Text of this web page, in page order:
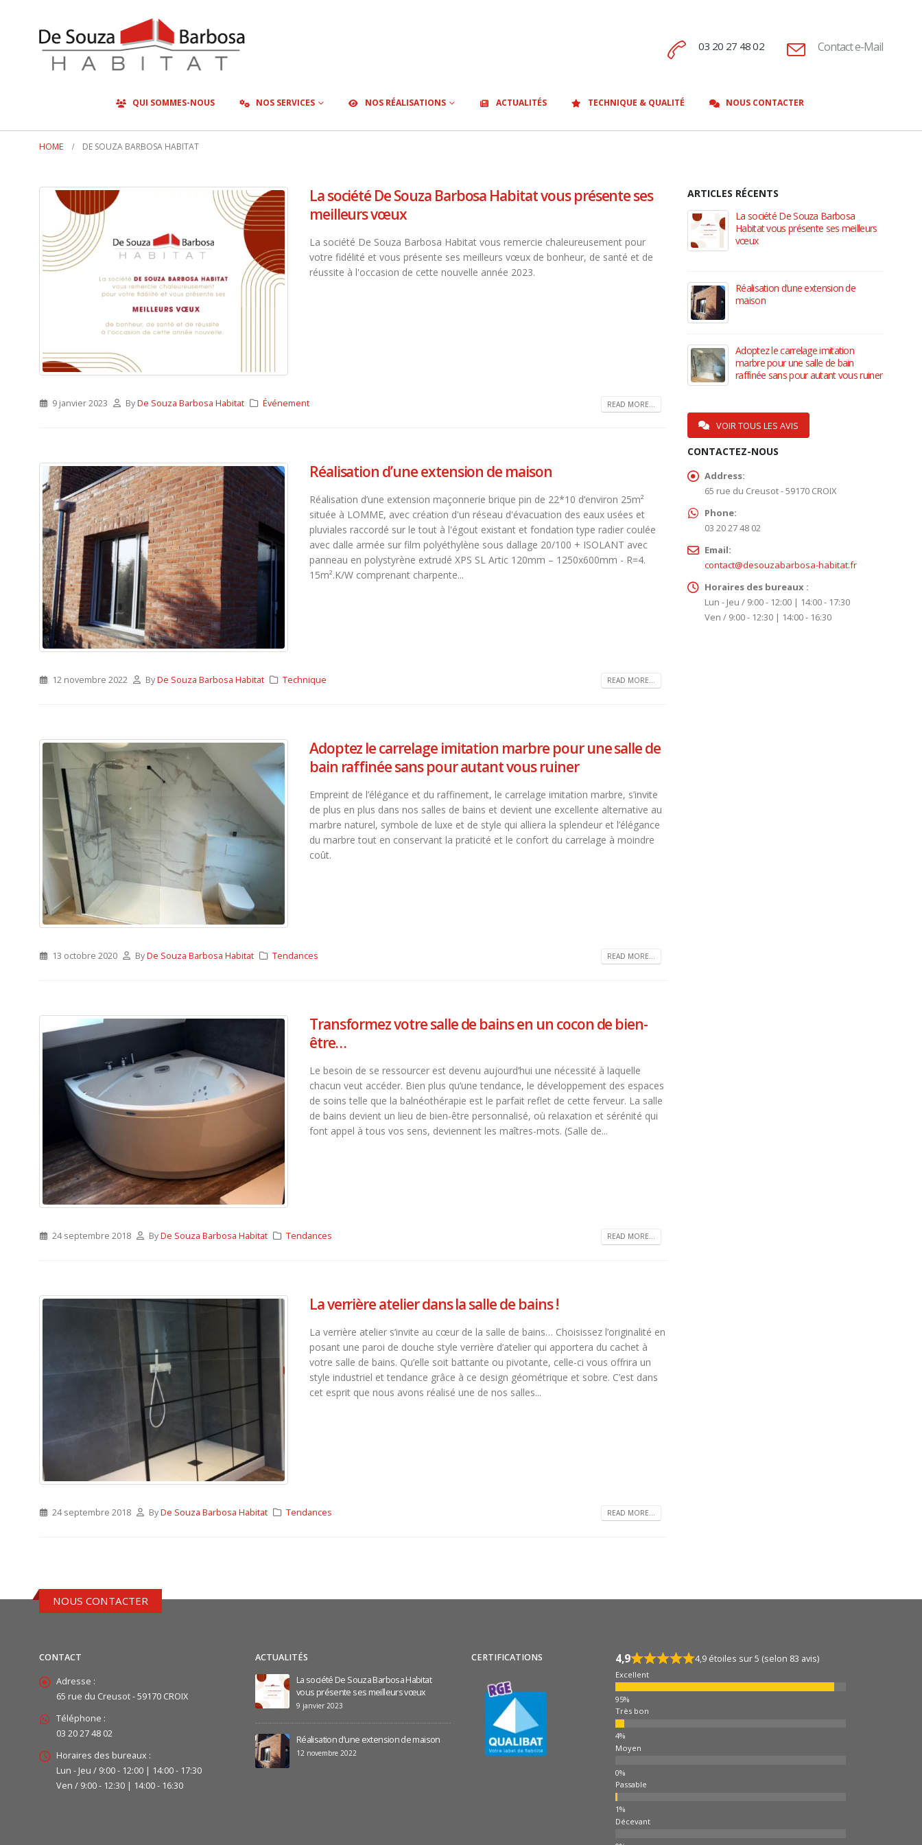
03 20 27 48 02 Contact e-Mail
QUI SOMMES-NOUS NOS SERVICES NOS RÉALISATIONS ACTUALITÉS TECHNIQUE & QUALITÉ NOUS CONTACTER
HOME DE SOUZA BARBOSA HABITAT
La société De Souza Barbosa Habitat vous présente ses
meilleurs vœux
La société De Souza Barbosa Habitat vous remercie chaleureusement pour
votre fidélité et vous présente ses meilleurs vœux de bonheur, de santé et de
réussite à l'occasion de cette nouvelle année 2023.
9 janvier 2023 ByDe Souza Barbosa Habitat Événement READ MORE...
Réalisation d’une extension de maison
Réalisation d’une extension maçonnerie brique pin de 22*10 d’environ 25m²
située à LOMME, avec création d'un réseau d'évacuation des eaux usées et
pluviales raccordé sur le tout à l'égout existant et fondation type radier coulée
avec dalle armée sur film polyéthylène sous dallage 20/100 + ISOLANT avec
panneau en polystyrène extrudé XPS SL Artic 120mm – 1250x600mm - R=4.
15m².K/W comprenant charpente...
12 novembre 2022 ByDe Souza Barbosa Habitat Technique READ MORE...
Adoptez le carrelage imitation marbre pour une salle de
bain raffinée sans pour autant vous ruiner
Empreint de l’élégance et du raffinement, le carrelage imitation marbre, s’invite
de plus en plus dans nos salles de bains et devient une excellente alternative au
marbre naturel, symbole de luxe et de style qui alliera la splendeur et l’élégance
du marbre tout en conservant la praticité et le confort du carrelage à moindre
coût.
13 octobre 2020 ByDe Souza Barbosa Habitat Tendances READ MORE...
Transformez votre salle de bains en un cocon de bien-
être…
Le besoin de se ressourcer est devenu aujourd’hui une nécessité à laquelle
chacun veut accéder. Bien plus qu’une tendance, le développement des espaces
de soins telle que la balnéothérapie est le parfait reflet de cette ferveur. La salle
de bains devient un lieu de bien-être personnalisé, où relaxation et sérénité qui
font appel à tous vos sens, deviennent les maîtres-mots. (Salle de...
24 septembre 2018 ByDe Souza Barbosa Habitat Tendances READ MORE...
La verrière atelier dans la salle de bains !
La verrière atelier s’invite au cœur de la salle de bains… Choisissez l’originalité en
posant une paroi de douche style verrière d’atelier qui apportera du cachet à
votre salle de bains. Qu’elle soit battante ou pivotante, celle-ci vous offrira un
style industriel et tendance grâce à ce design géométrique et sobre. C’est dans
cet esprit que nous avons réalisé une de nos salles...
24 septembre 2018 ByDe Souza Barbosa Habitat Tendances READ MORE...
ARTICLES RÉCENTS
La société De Souza Barbosa
Habitat vous présente ses meilleurs
vœux
Réalisation d’une extension de
maison
Adoptez le carrelage imitation
marbre pour une salle de bain
raffinée sans pour autant vous ruiner
VOIR TOUS LES AVIS
CONTACTEZ-NOUS
Address:
65 rue du Creusot - 59170 CROIX
Phone:
03 20 27 48 02
Email:
contact@desouzabarbosa-habitat.fr
Horaires des bureaux :
Lun - Jeu / 9:00 - 12:00 | 14:00 - 17:30
Ven / 9:00 - 12:30 | 14:00 - 16:30
NOUS CONTACTER
CONTACT
Adresse :
65 rue du Creusot - 59170 CROIX
Téléphone :
03 20 27 48 02
Horaires des bureaux :
Lun - Jeu / 9:00 - 12:00 | 14:00 - 17:30
Ven / 9:00 - 12:30 | 14:00 - 16:30
ACTUALITÉS
La société De Souza Barbosa Habitat
vous présente ses meilleurs vœux
9 janvier 2023
Réalisation d’une extension de maison
12 novembre 2022
CERTIFICATIONS 4,9 4,9 étoiles sur 5 (selon 83 avis)
Excellent
Très bon
Moyen
Passable
Décevant